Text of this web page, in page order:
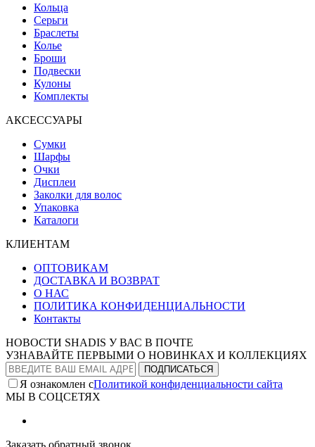
Кольца
Серьги
Браслеты
Колье
Броши
Подвески
Кулоны
Комплекты
АКСЕССУАРЫ
Сумки
Шарфы
Очки
Дисплеи
Заколки для волос
Упаковка
Каталоги
КЛИЕНТАМ
ОПТОВИКАМ
ДОСТАВКА И ВОЗВРАТ
О НАС
ПОЛИТИКА КОНФИДЕНЦИАЛЬНОСТИ
Контакты
НОВОСТИ SHADIS У ВАС В ПОЧТЕ
УЗНАВАЙТЕ ПЕРВЫМИ О НОВИНКАХ И КОЛЛЕКЦИЯХ
Я ознакомлен сПолитикой конфиденциальности сайта
МЫ В СОЦСЕТЯХ
Заказать обратный звонок